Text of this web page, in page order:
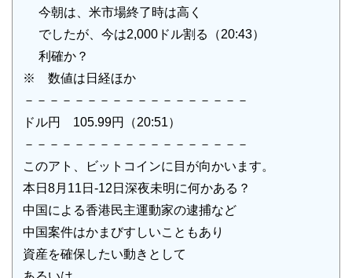
今朝は、米市場終了時は高く
でしたが、今は2,000ドル割る（20:43）
利確か？
※ 数値は日経ほか
－－－－－－－－－－－－－－－－－－
ドル円 105.99円（20:51）
－－－－－－－－－－－－－－－－－－
このアト、ビットコインに目が向かいます。
本日8月11日-12日深夜未明に何かある？
中国による香港民主運動家の逮捕など
中国案件はかまびすしいこともあり
資産を確保したい動きとして